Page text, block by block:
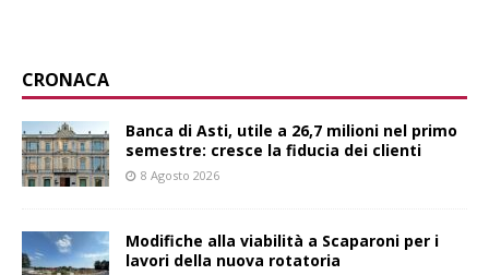
CRONACA
Banca di Asti, utile a 26,7 milioni nel primo
semestre: cresce la fiducia dei clienti
8 Agosto 2026
Modifiche alla viabilità a Scaparoni per i
lavori della nuova rotatoria